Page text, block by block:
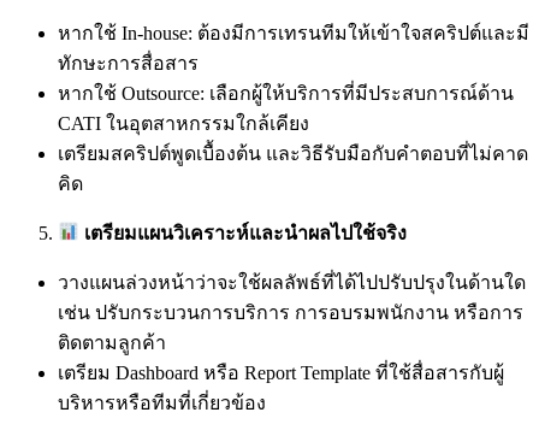
หากใช้ In-house: ต้องมีการเทรนทีมให้เข้าใจสคริปต์และมี
ทักษะการสื่อสาร
หากใช้ Outsource: เลือกผู้ให้บริการที่มีประสบการณ์ด้าน
CATI ในอุตสาหกรรมใกล้เคียง
เตรียมสคริปต์พูดเบื้องต้น และวิธีรับมือกับคำตอบที่ไม่คาด
คิด
เตรียมแผนวิเคราะห์และนำผลไปใช้จริง
วางแผนล่วงหน้าว่าจะใช้ผลลัพธ์ที่ได้ไปปรับปรุงในด้านใด
เช่น ปรับกระบวนการบริการ การอบรมพนักงาน หรือการ
ติดตามลูกค้า
เตรียม Dashboard หรือ Report Template ที่ใช้สื่อสารกับผู้
บริหารหรือทีมที่เกี่ยวข้อง